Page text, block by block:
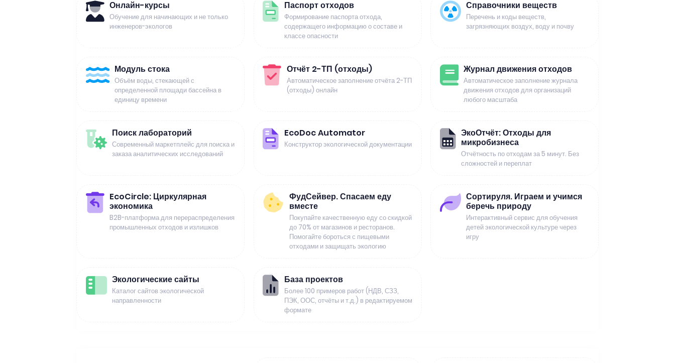
Онлайн-курсы
Обучение для начинающих и не только
инженеров-экологов
Паспорт отходов
Формирование паспорта отхода,
содержащего информацию о составе и
классе опасности
Справочники веществ
Перечень и коды веществ,
загрязняющих воздух, воду и почву
Модуль стока
Объём воды, стекающей с
определенной площади бассейна в
единицу времени
Отчёт 2-ТП (отходы)
Автоматическое заполнение отчёта 2-ТП
(отходы) онлайн
Журнал движения отходов
Автоматическое заполнение журнала
движения отходов для организаций
любого масштаба
Поиск лабораторий
Современный маркетплейс для поиска и
заказа аналитических исследований
EcoDoc Automator
Конструктор экологической документации
ЭкоОтчёт: Отходы для
микробизнеса
Отчётность по отходам за 5 минут. Без
сложностей и переплат
EcoCircle: Циркулярная
экономика
B2B-платформа для перераспределения
промышленных отходов и излишков
ФудСейвер. Спасаем еду
вместе
Покупайте качественную еду со скидкой
до 70% от магазинов и ресторанов.
Помогайте бороться с пищевыми
отходами и защищать экологию
Сортируля. Играем и учимся
беречь природу
Интерактивный сервис для обучения
детей экологической культуре через
игру
Экологические сайты
Каталог сайтов экологической
направленности
База проектов
Более 100 примеров работ (НДВ, СЗЗ,
ПЭК, ООС, отчёты и т.д.) в редактируемом
формате